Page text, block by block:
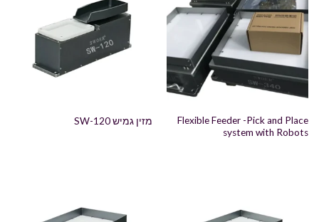
Flexible Feeder -Pick and Place
system with Robots
מזין גמיש SW-120